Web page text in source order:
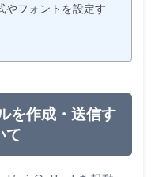
やフォントを設定す
を作成・送信す
て